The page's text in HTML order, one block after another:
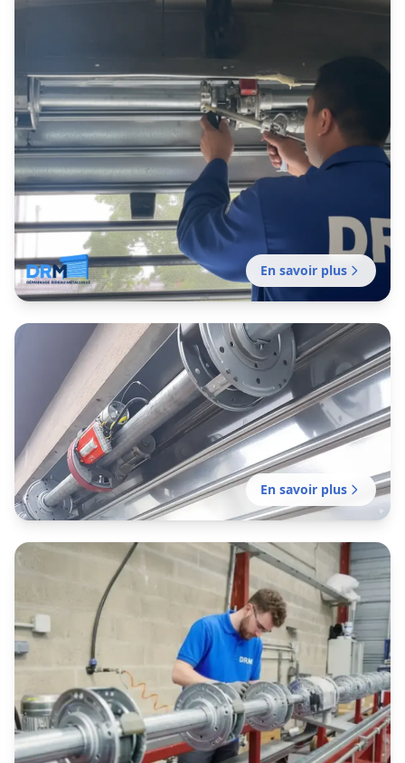
problème de fermeture en métal.
Entretien rideau métallique
L’Union
Contrat d'entretien préventif réalisé par notre
établissement local pour garantir le bon
fonctionnement de vos fermetures métalliques.
En savoir plus
Motorisation rideau métallique
L’Union
Motorisation de votre rideau manuel existant
réalisée par notre établissement local pour
plus de confort et de sécurité.
En savoir plus